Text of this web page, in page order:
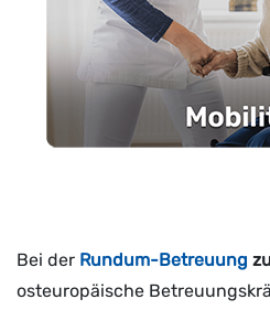
Bei der Rundum-Betreuung
osteuropäische